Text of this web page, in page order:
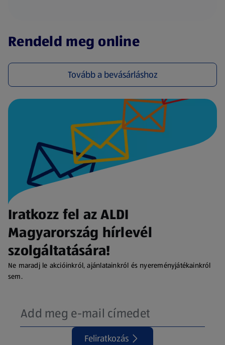
Rendeld meg online
Tovább a bevásárláshoz
(új oldalon nyílik meg)
Iratkozz fel az ALDI
Magyarország hírlevél
szolgáltatására!
Ne maradj le akcióinkról, ajánlatainkról és nyereményjátékainkról
sem.
Feliratkozás